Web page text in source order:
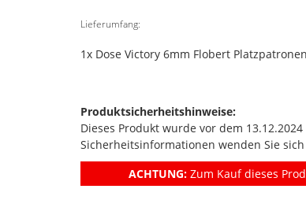
Lieferumfang:
1x Dose Victory 6mm Flobert
Produktsicherheitshinweise:
Dieses Produkt wurde vor dem
Sicherheitsinformationen wenden Sie
ACHTUNG: Zum Kauf dieses